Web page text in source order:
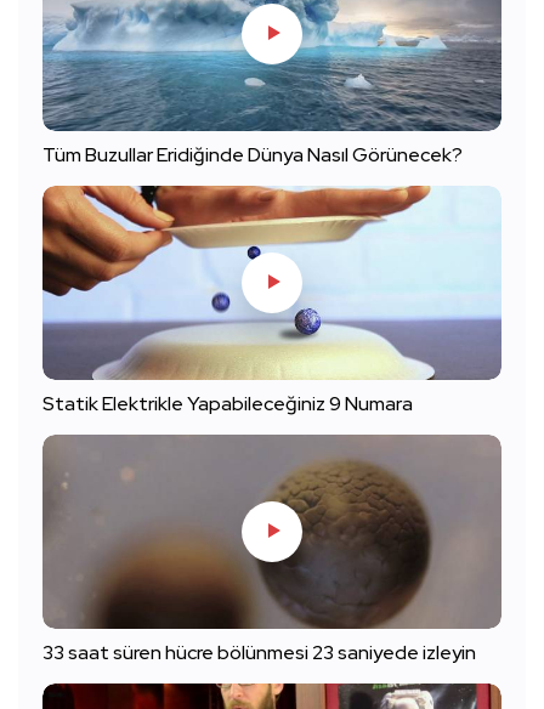
Tüm Buzullar Eridiğinde Dünya Nasıl Görünecek?
Statik Elektrikle Yapabileceğiniz 9 Numara
33 saat süren hücre bölünmesi 23 saniyede izleyin